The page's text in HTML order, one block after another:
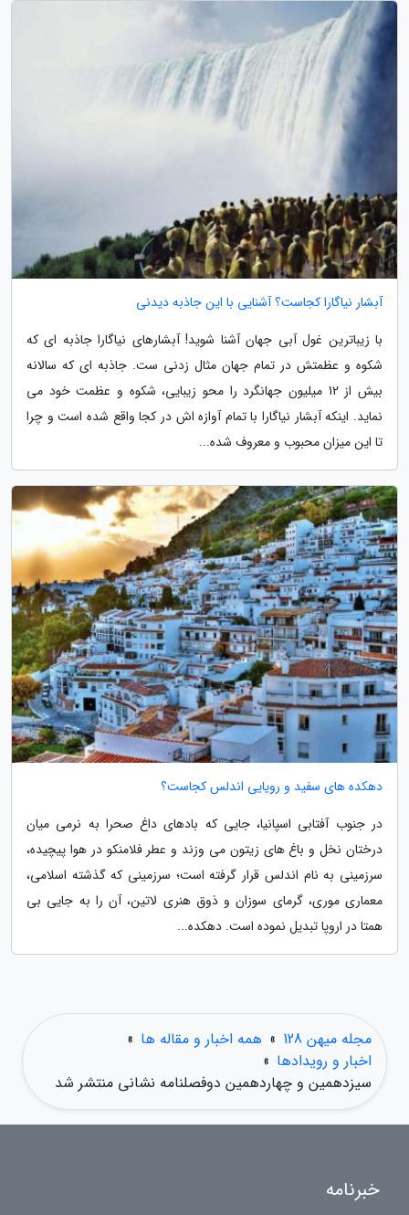
آبشار نیاگارا کجاست؟ آشنایی با این جاذبه دیدنی
با زیباترین غول آبی جهان آشنا شوید! آبشارهای نیاگارا جاذبه ای که
شکوه و عظمتش در تمام جهان مثال زدنی ست. جاذبه ای که سالانه
بیش از 12 میلیون جهانگرد را محو زیبایی، شکوه و عظمت خود می
نماید. اینکه آبشار نیاگارا با تمام آوازه اش در کجا واقع شده است و چرا
تا این میزان محبوب و معروف شده...
دهکده های سفید و رویایی اندلس کجاست؟
در جنوب آفتابی اسپانیا، جایی که بادهای داغ صحرا به نرمی میان
درختان نخل و باغ های زیتون می وزند و عطر فلامنکو در هوا پیچیده،
سرزمینی به نام اندلس قرار گرفته است؛ سرزمینی که گذشته اسلامی،
معماری موری، گرمای سوزان و ذوق هنری لاتین، آن را به جایی بی
همتا در اروپا تبدیل نموده است. دهکده...
مجله میهن 128 » همه اخبار و مقاله ها »
اخبار و رویدادها »
سیزدهمین و چهاردهمین دوفصلنامه نشانی منتشر شد
خبرنامه